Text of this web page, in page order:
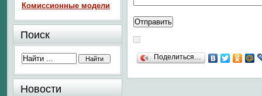
Поделиться…
Комиссионные модели
Поиск
Новости